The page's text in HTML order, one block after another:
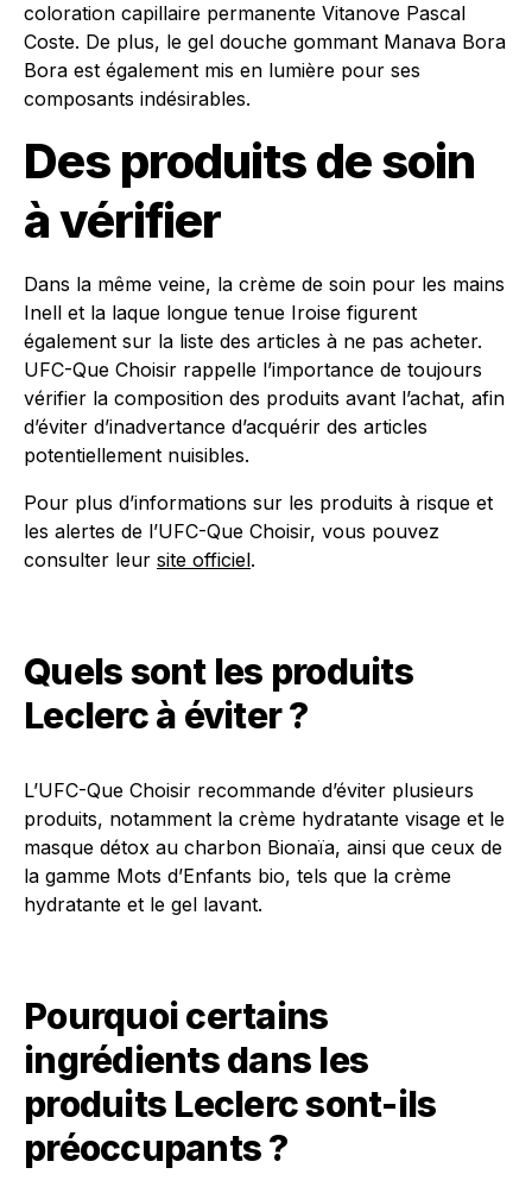
coloration capillaire permanente Vitanove Pascal
Coste. De plus, le gel douche gommant Manava Bora
Bora est également mis en lumière pour ses
composants indésirables.
Des produits de soin
à vérifier
Dans la même veine, la crème de soin pour les mains
Inell et la laque longue tenue Iroise figurent
également sur la liste des articles à ne pas acheter.
UFC-Que Choisir rappelle l’importance de toujours
vérifier la composition des produits avant l’achat, afin
d’éviter d’inadvertance d’acquérir des articles
potentiellement nuisibles.
Pour plus d’informations sur les produits à risque et
les alertes de l’UFC-Que Choisir, vous pouvez
consulter leur site officiel.
Quels sont les produits
Leclerc à éviter ?
L’UFC-Que Choisir recommande d’éviter plusieurs
produits, notamment la crème hydratante visage et le
masque détox au charbon Bionaïa, ainsi que ceux de
la gamme Mots d’Enfants bio, tels que la crème
hydratante et le gel lavant.
Pourquoi certains
ingrédients dans les
produits Leclerc sont-ils
préoccupants ?